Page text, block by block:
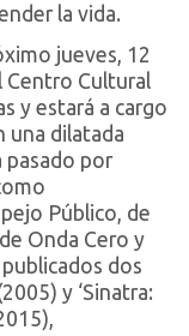
la vida.
jueves, 12
Centro Cultural
y estará a cargo
una dilatada
pasado por
Público, de
Onda Cero y
dos
y ‘Sinatra: